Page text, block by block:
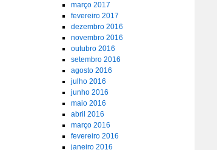
março 2017
fevereiro 2017
dezembro 2016
novembro 2016
outubro 2016
setembro 2016
agosto 2016
julho 2016
junho 2016
maio 2016
abril 2016
março 2016
fevereiro 2016
janeiro 2016